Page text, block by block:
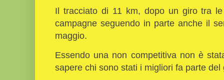
Il tracciato di 11 km, dopo un giro tra
campagne seguendo in parte anche il
maggio.
Essendo una non competitiva non è
sapere chi sono stati i migliori fa parte